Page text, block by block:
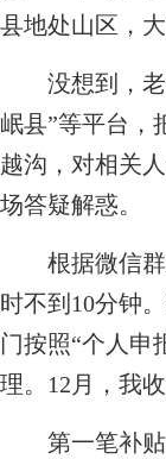
县地处山区，
没想到，老
岷县”等平台，
越沟，对相关
场答疑解惑。
根据微信群
时不到10分钟
门按照“个人
理。12月，我
第一笔补贴